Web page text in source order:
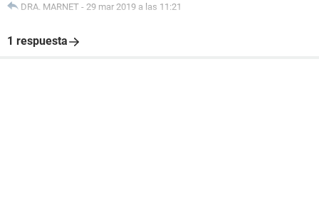
DRA. MARNET - 29 mar 2019 a las 11:21
1 respuesta